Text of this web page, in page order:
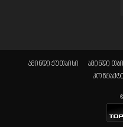
ამინდი ქუთაისი ამინდი
კონტაქტი